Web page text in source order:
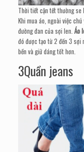
Thời tiết cận tết thường se
Khi mua áo, ngoài việc
đường đan của sợi len.Áo
đó được tạo từ 2 đến 3 sợi
bền và giữ dáng tốt hơn.
3Quần jeans